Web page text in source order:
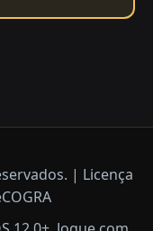
| Licença